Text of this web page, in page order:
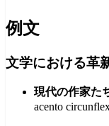
例文
文学における革
現代の作家た
acento